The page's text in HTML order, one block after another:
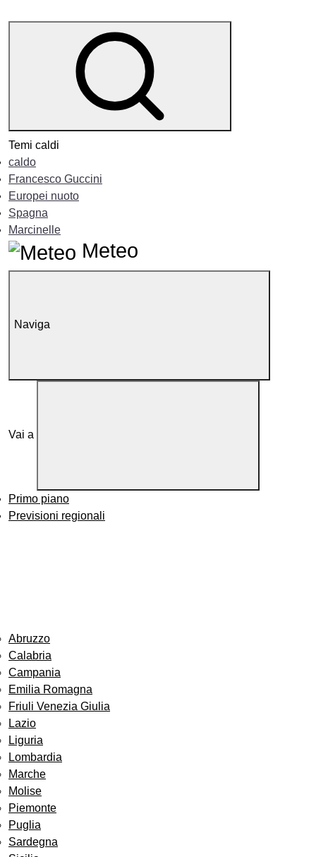
Temi caldi
caldo
Francesco Guccini
Europei nuoto
Spagna
Marcinelle
Meteo
Naviga
Vai a
Primo piano
Previsioni regionali
Abruzzo
Calabria
Campania
Emilia Romagna
Friuli Venezia Giulia
Lazio
Liguria
Lombardia
Marche
Molise
Piemonte
Puglia
Sardegna